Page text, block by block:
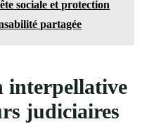
sociale et protection
partagée
interpellative
judiciaires